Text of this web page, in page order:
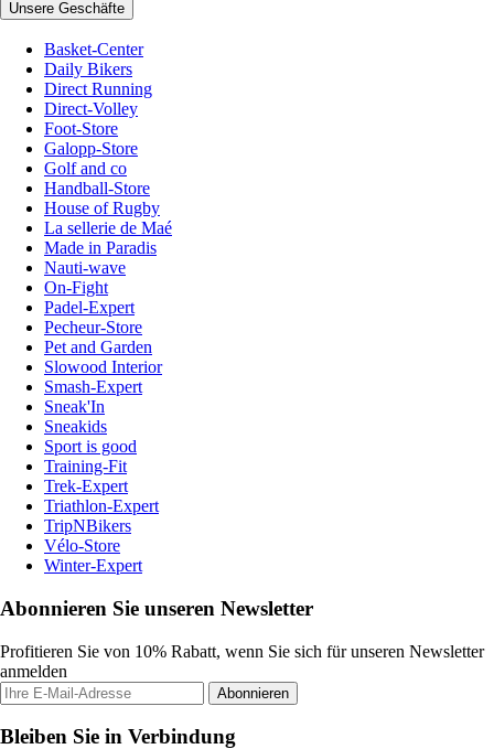
Unsere Geschäfte
Basket-Center
Daily Bikers
Direct Running
Direct-Volley
Foot-Store
Galopp-Store
Golf and co
Handball-Store
House of Rugby
La sellerie de Maé
Made in Paradis
Nauti-wave
On-Fight
Padel-Expert
Pecheur-Store
Pet and Garden
Slowood Interior
Smash-Expert
Sneak'In
Sneakids
Sport is good
Training-Fit
Trek-Expert
Triathlon-Expert
TripNBikers
Vélo-Store
Winter-Expert
Abonnieren Sie unseren Newsletter
Profitieren Sie von 10% Rabatt, wenn Sie sich für unseren Newsletter
anmelden
Abonnieren
Bleiben Sie in Verbindung